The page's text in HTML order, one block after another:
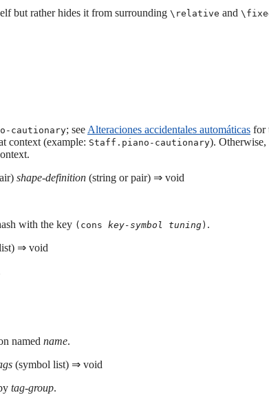
but rather hides it from surrounding \relative and
cautionary; see Alteraciones accidentales automáticas for
context (example: Staff.piano-cautionary). Otherwise,
shape-definition (string or pair) ⇒ void
with the key (cons key-symbol tuning ) .
⇒ void
named name.
(symbol list) ⇒ void
tag-group.